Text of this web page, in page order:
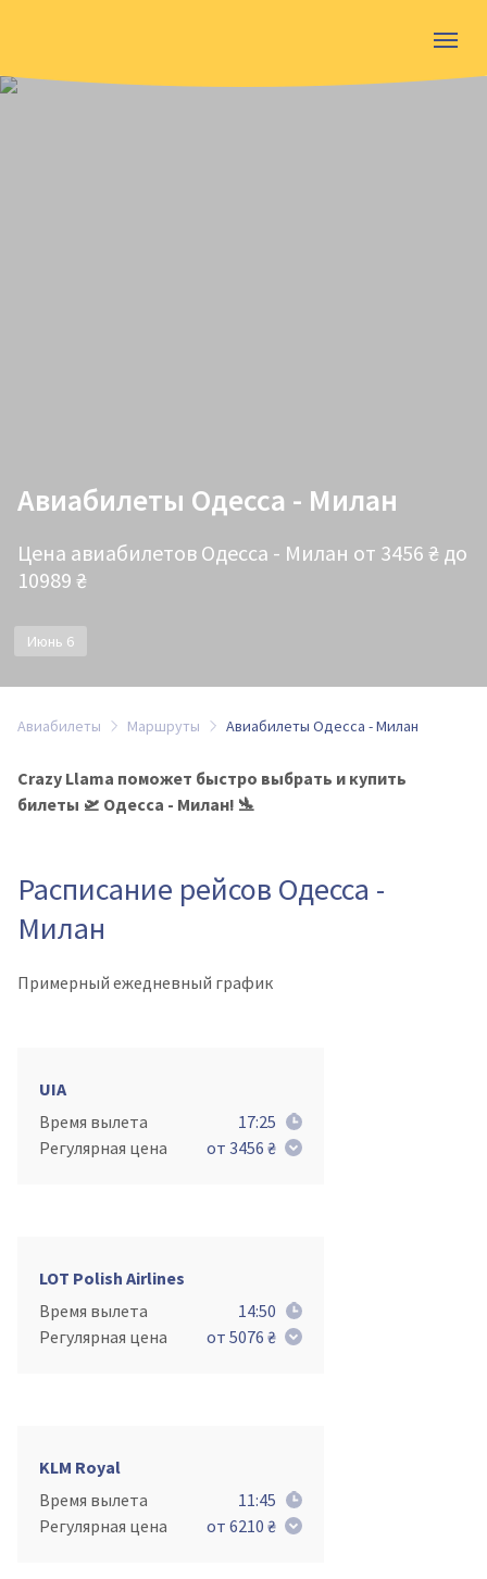
Авиабилеты Одесса - Милан
Цена авиабилетов Одесса - Милан от 3456 ₴ до
10989 ₴
Июнь 6
Авиабилеты Маршруты Авиабилеты Одесса - Милан
Crazy Llama поможет быстро выбрать и купить
билеты 🛫 Одесса - Милан! 🛬
Расписание рейсов Одесса -
Милан
Примерный ежедневный график
UIA
Время вылета
17:25
Регулярная цена
от 3456 ₴
LOT Polish Airlines
Время вылета
14:50
Регулярная цена
от 5076 ₴
KLM Royal
Время вылета
11:45
Регулярная цена
от 6210 ₴